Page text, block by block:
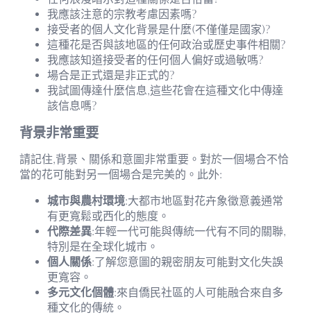
我應該注意的宗教考慮因素嗎?
接受者的個人文化背景是什麼(不僅僅是國家)?
這種花是否與該地區的任何政治或歷史事件相關?
我應該知道接受者的任何個人偏好或過敏嗎?
場合是正式還是非正式的?
我試圖傳達什麼信息,這些花會在這種文化中傳達
該信息嗎?
背景非常重要
請記住,背景、關係和意圖非常重要。對於一個場合不恰
當的花可能對另一個場合是完美的。此外:
城市與農村環境:大都市地區對花卉象徵意義通常
有更寬鬆或西化的態度。
代際差異:年輕一代可能與傳統一代有不同的關聯,
特別是在全球化城市。
個人關係:了解您意圖的親密朋友可能對文化失誤
更寬容。
多元文化個體:來自僑民社區的人可能融合來自多
種文化的傳統。